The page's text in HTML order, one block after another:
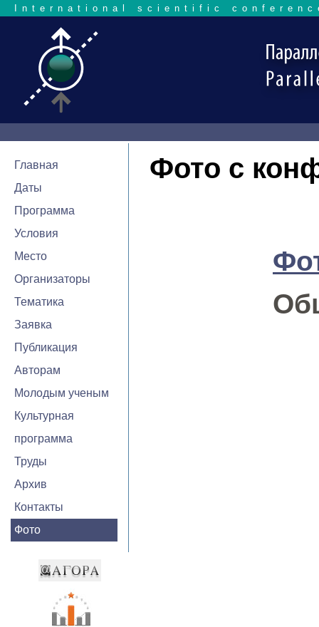
International scientific
Главная
Даты
Программа
Условия
Место
Организаторы
Тематика
Заявка
Публикация
Авторам
Молодым ученым
Культурная
программа
Труды
Архив
Контакты
Фото
Фото с